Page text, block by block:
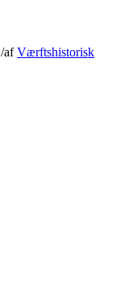
/afVærftshistorisk